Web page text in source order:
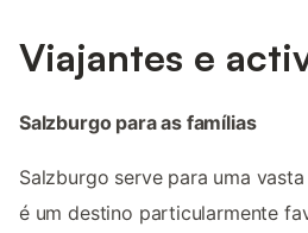
Viajantes e
Salzburgo para as famílias
Salzburgo serve para uma
é um destino particularmente